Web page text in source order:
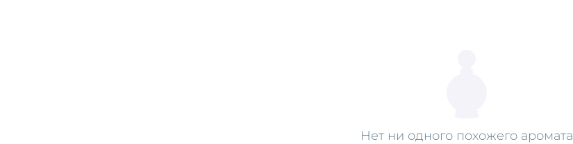
Нет ни одного похожего аромата